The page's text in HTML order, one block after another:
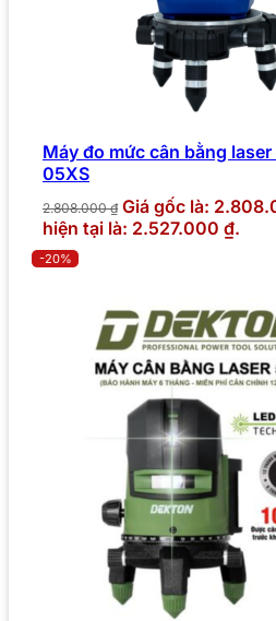
Máy đo mức cân bằng
05XS
2.808.000₫ Giá gốc là:
hiện tại là: 2.527.000 ₫.
-20%